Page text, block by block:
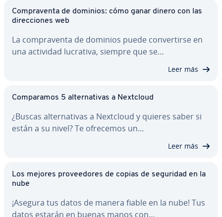
Co­m­pra­ve­n­ta de dominios: cómo ganar dinero con las
di­re­c­cio­nes web
La co­m­pra­ve­n­ta de dominios puede co­n­ve­r­ti­r­se en
una actividad lucrativa, siempre que se…
Leer más
Co­m­pa­ra­mos 5 al­te­r­na­ti­vas a Nextcloud
¿Buscas al­te­r­na­ti­vas a Nextcloud y quieres saber si
están a su nivel? Te ofrecemos un…
Leer más
Los mejores pro­vee­do­res de copias de seguridad en la
nube
¡Asegura tus datos de manera fiable en la nube! Tus
datos estarán en buenas manos con…